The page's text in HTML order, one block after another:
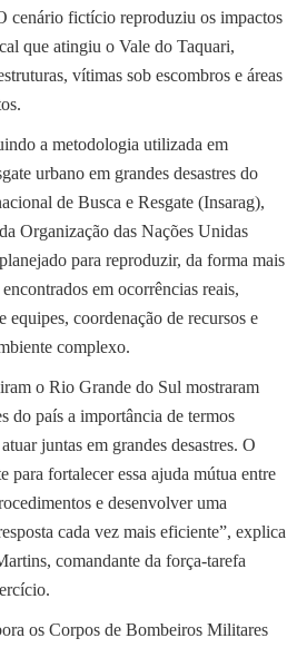
cenário fictício reproduziu os impactos
que atingiu o Vale do Taquari,
vítimas sob escombros e áreas
a metodologia utilizada em
urbano em grandes desastres do
de Busca e Resgate (Insarag),
Organização das Nações Unidas
para reproduzir, da forma mais
em ocorrências reais,
equipes, coordenação de recursos e
complexo.
o Rio Grande do Sul mostraram
do país a importância de termos
juntas em grandes desastres. O
para fortalecer essa ajuda mútua entre
e desenvolver uma
cada vez mais eficiente”, explica
comandante da força-tarefa
os Corpos de Bombeiros Militares